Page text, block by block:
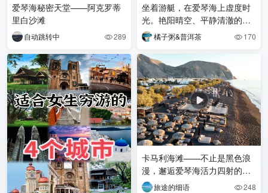
爱琴海秘密天堂——阿克罗蒂
里白沙滩
自动跳转中 289
坐着游艇，在爱琴海上虚度时
光。艳阳晴空、平静清澈的海
水、红沙滩、黑沙滩、白沙
滩、跟随浪涌的海鸥、无敌
橘子粥&普洱茶  170
卡马利海滩——不止是黑色浪
漫，邂逅爱琴海活力四射的度
假天堂！
旅途的细语 248